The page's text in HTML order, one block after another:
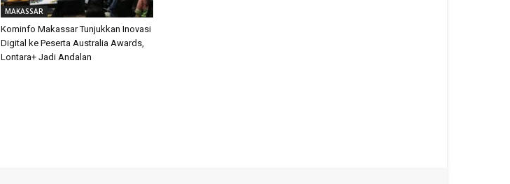
MAKASSAR
Kominfo Makassar Tunjukkan Inovasi
Digital ke Peserta Australia Awards,
Lontara+ Jadi Andalan